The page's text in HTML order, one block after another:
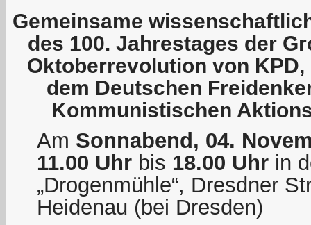
Gemeinsame
des 100. Jahrestages der
Oktoberrevolution von KPD,
dem Deutschen
Kommunistischen
Am Sonnabend, 04.
11.00 Uhr bis 18.00 Uhr in
„Drogenmühle“, Dresdner
Heidenau (bei Dresden)